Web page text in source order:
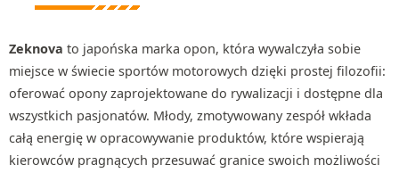
Zeknova to japońska marka opon, która wywalczyła sobie
miejsce w świecie sportów motorowych dzięki prostej filozofii:
oferować opony zaprojektowane do rywalizacji i dostępne dla
wszystkich pasjonatów. Młody, zmotywowany zespół wkłada
całą energię w opracowywanie produktów, które wspierają
kierowców pragnących przesuwać granice swoich możliwości